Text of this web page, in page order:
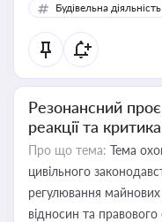
Будівельна діяльність
Резонансний
реакції та критика
Про що тема: Тема
цивільного
регулювання
відносин та правового